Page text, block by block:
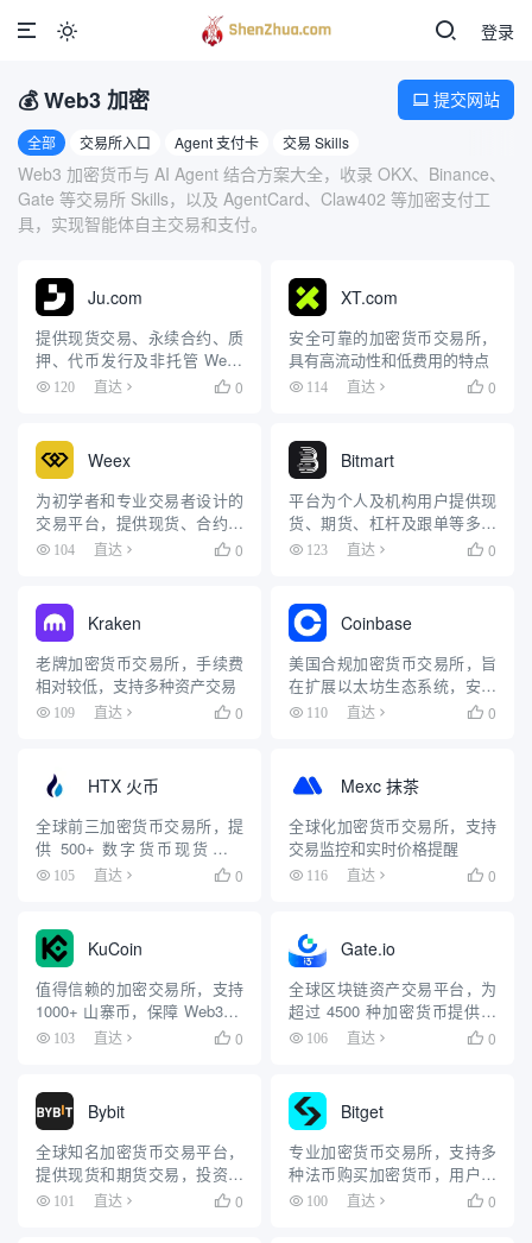
登录

‌💰‌ Web3 加密
全部 交易所入口 Agent 支付卡 交易 Skills
 提交网站
Web3 加密货币与 AI Agent 结合方案大全，收录 OKX、Binance、
Gate 等交易所 Skills，以及 AgentCard、Claw402 等加密支付工
具，实现智能体自主交易和支付。
Ju.com
提供现货交易、永续合约、质
押、代币发行及非托管 Web3
钱包等服务
120 直达  0
XT.com
安全可靠的加密货币交易所，
具有高流动性和低费用的特点
114 直达  0
Weex
为初学者和专业交易者设计的
交易平台，提供现货、合约、
OTC 等服务
104 直达  0
Bitmart
平台为个人及机构用户提供现
货、期货、杠杆及跟单等多元
化交易服务
123 直达  0
Kraken
老牌加密货币交易所，手续费
相对较低，支持多种资产交易
109 直达  0
Coinbase
美国合规加密货币交易所，旨
在扩展以太坊生态系统，安全
可靠110 直达  0
HTX 火币
全球前三加密货币交易所，提
供 500+ 数字货币现货、合
约、期权交易
105 直达  0
Mexc 抹茶
全球化加密货币交易所，支持
交易监控和实时价格提醒
116 直达  0
KuCoin
值得信赖的加密交易所，支持
1000+ 山寨币，保障 Web3 经
济安全访问
103 直达  0
Gate.io
全球区块链资产交易平台，为
超过 4500 种加密货币提供安
全可靠的交易服务
106 直达  0
Bybit
全球知名加密货币交易平台，
提供现货和期货交易，投资策
略丰富
101 直达  0
Bitget
专业加密货币交易所，支持多
种法币购买加密货币，用户遍
布全球
100 直达  0